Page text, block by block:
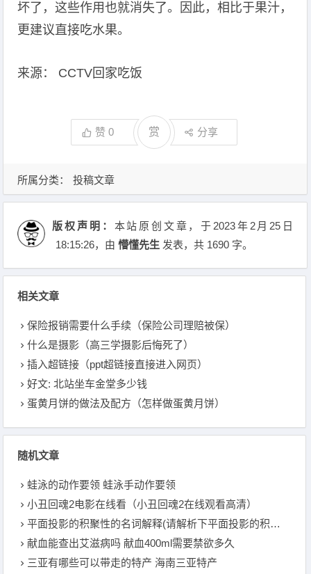
坏了，这些作用也就消失了。因此，相比于果汁，
更建议直接吃水果。
来源： CCTV回家吃饭
赞0 赏 分享
所属分类： 投稿文章
版权声明： 本站原创文章，于2023年2月25日
18:15:26，由懵懂先生 发表，共 1690 字。
相关文章
保险报销需要什么手续（保险公司理赔被保）
什么是摄影（高三学摄影后悔死了）
插入超链接（ppt超链接直接进入网页）
好文: 北站坐车金堂多少钱
蛋黄月饼的做法及配方（怎样做蛋黄月饼）
随机文章
蛙泳的动作要领 蛙泳手动作要领
小丑回魂2电影在线看（小丑回魂2在线观看高清）
平面投影的积聚性的名词解释(请解析下平面投影的积聚性是什么意思)
献血能查出艾滋病吗 献血400ml需要禁欲多久
三亚有哪些可以带走的特产 海南三亚特产